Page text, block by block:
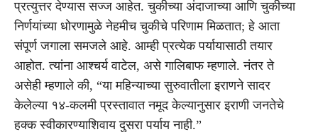
प्रत्युत्तर देण्यास सज्ज आहेत. चुकीच्या अंदाजाच्या आणि चुकीच्या
निर्णयांच्या धोरणामुळे नेहमीच चुकीचे परिणाम मिळतात; हे आता
संपूर्ण जगाला समजले आहे. आम्ही प्रत्येक पर्यायासाठी तयार
आहोत. त्यांना आश्चर्य वाटेल, असे गालिबाफ म्हणाले. नंतर ते
असेही म्हणाले की, “या महिन्याच्या सुरुवातीला इराणने सादर
केलेल्या १४-कलमी प्रस्तावात नमूद केल्यानुसार इराणी जनतेचे
हक्क स्वीकारण्याशिवाय दुसरा पर्याय नाही.”